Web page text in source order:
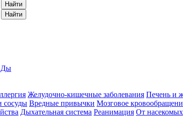
Найти
Найти
Желудочно-кишечные заболевания Печень и
сосуды Вредные привычки Мозговое
Дыхательная система Реанимация От насекомых